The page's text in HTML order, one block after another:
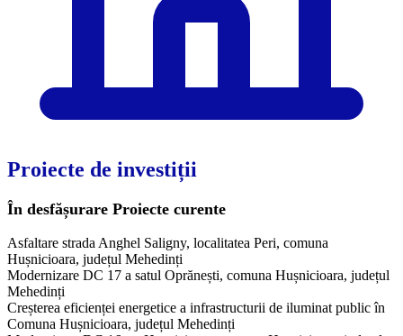
Proiecte de investiții
În desfășurare Proiecte curente
Asfaltare strada Anghel Saligny, localitatea Peri, comuna
Hușnicioara, județul Mehedinți
Modernizare DC 17 a satul Oprănești, comuna Hușnicioara, județul
Mehedinți
Creșterea eficienței energetice a infrastructurii de iluminat public în
Comuna Hușnicioara, județul Mehedinți